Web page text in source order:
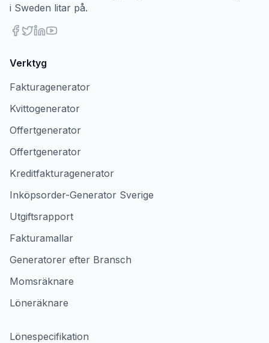
i Sweden litar på.
Verktyg
Fakturagenerator
Kvittogenerator
Offertgenerator
Offertgenerator
Kreditfakturagenerator
Inköpsorder-Generator Sverige
Utgiftsrapport
Fakturamallar
Generatorer efter Bransch
Momsräknare
Löneräknare
Lönespecifikation